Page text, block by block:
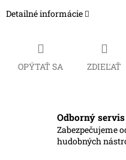
Detailné informácie
OPÝTAŤ SA ZDIEĽAŤ
Odborný
Zabezpečujeme
hudobných